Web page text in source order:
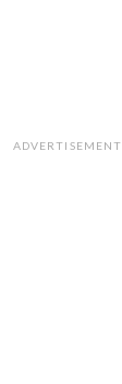
ADVERTISEMENT